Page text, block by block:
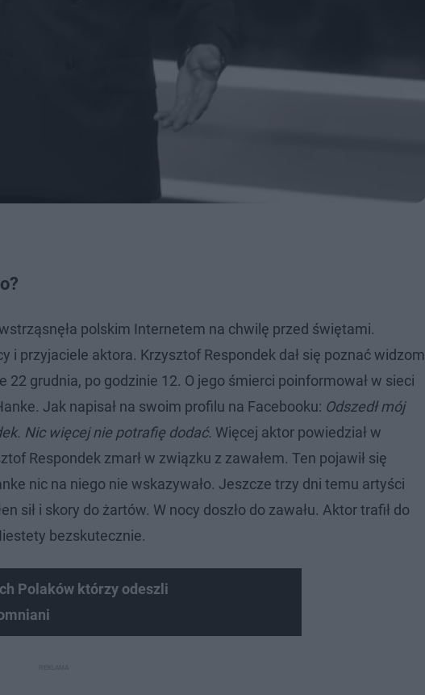
polskim Internetem na chwilę przed świętami.
i przyjaciele aktora. Krzysztof Respondek dał się poznać widzom
grudnia, po godzinie 12. O jego śmierci poinformował w sieci
Jak napisał na swoim profilu na Facebooku: Odszedł mój
Nic więcej nie potrafię dodać. Więcej aktor powiedział w
Respondek zmarł w związku z zawałem. Ten pojawił się
nic na niego nie wskazywało. Jeszcze trzy dni temu artyści
sił i skory do żartów. W nocy doszło do zawału. Aktor trafił do
bezskutecznie.
Polaków którzy odeszli